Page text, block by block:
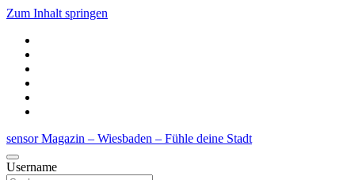
Zum Inhalt springen
sensor Magazin – Wiesbaden – Fühle deine Stadt
Username